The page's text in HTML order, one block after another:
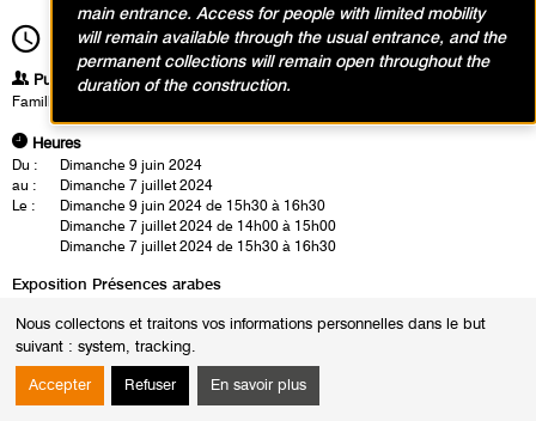
Nous collectons et traitons vos informations personnelles dans le but
suivant : system, tracking.
Accepter Refuser En savoir plus
15h30 Durée1h00
Publics
Famille
Heures
Du :
Dimanche 9 juin 2024
au :
Dimanche 7 juillet 2024
Le :
Dimanche 9 juin 2024 de 15h30 à 16h30
Dimanche 7 juillet 2024 de 14h00 à 15h00
Dimanche 7 juillet 2024 de 15h30 à 16h30
Exposition Présences arabes
calligraphie moderne. Ils apprennent à utiliser leur geste et leur souffle
pour créer des lignes expressives et des formes contemporaines et
personnelles.
main entrance. Access for people with limited mobility
will remain available through the usual entrance, and the
permanent collections will remain open throughout the
duration of the construction.